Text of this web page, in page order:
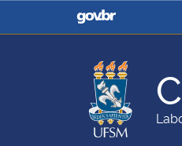
Casa Civil
Ministério da
Pecuária e